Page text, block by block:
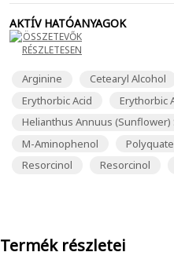
AKTÍV HATÓANYAGOK
ÖSSZETEVŐK
RÉSZLETESEN
Arginine Cetearyl Alcohol
Erythorbic Acid
Erythorbic
Helianthus Annuus (Sunflower)
M-Aminophenol
Resorcinol
Resorcinol
Termék részletei